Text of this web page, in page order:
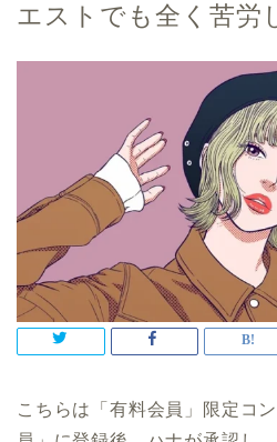
エストでも全く苦労
こちらは「有料会員」限定コ